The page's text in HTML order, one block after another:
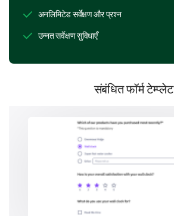
Networking opportunities
अनलिमिटेड सर्वेक्षण और प्रश्न
उन्नत सर्वेक्षण सुविधाएँ
संबंधित फॉर्म टेम्प्लेट